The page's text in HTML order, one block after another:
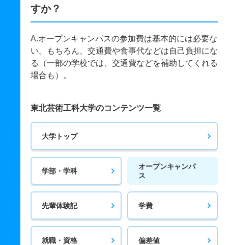
すか？
A.オープンキャンパスの参加費は基本的には必要な
い。もちろん、交通費や食事代などは自己負担にな
る（一部の学校では、交通費などを補助してくれる
場合も）。
東北芸術工科大学のコンテンツ一覧
大学トップ
学部・学科
オープンキャンパ
ス
先輩体験記 学費
就職・資格 偏差値